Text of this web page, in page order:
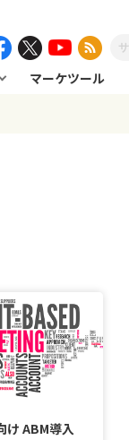
マーケツール
ABM導入